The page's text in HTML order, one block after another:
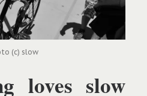
(c) slow
loves slow